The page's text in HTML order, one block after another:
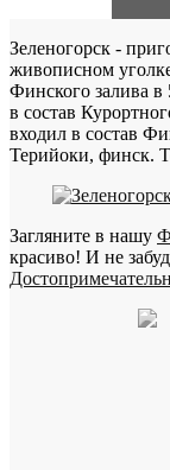
Зеленогорск -
живописном
Финского залива
в состав
входил в состав
Терийоки, финск.
Загляните в нашу
красиво! И не